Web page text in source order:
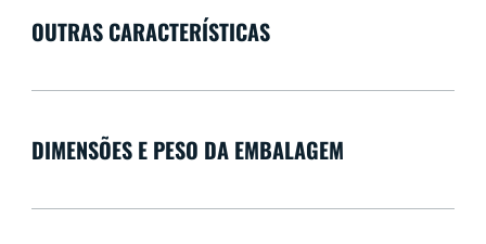
OUTRAS CARACTERÍSTICAS
DIMENSÕES E PESO DA EMBALAGEM